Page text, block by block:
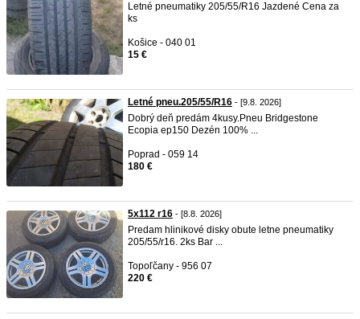
Letné pneumatiky 205/55/R16 Jazdené Cena za
ks
Košice - 040 01
15 €
Letné pneu.205/55/R16 - [9.8. 2026]
Dobrý deň predám 4kusy.Pneu Bridgestone
Ecopia ep150 Dezén 100% ...
Poprad - 059 14
180 €
5x112 r16 - [8.8. 2026]
Predam hlinikové disky obute letne pneumatiky
205/55/r16. 2ks Bar ...
Topoľčany - 956 07
220 €